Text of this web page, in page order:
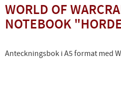
WORLD OF
NOTEBOOK
Anteckningsbok i A5 format med